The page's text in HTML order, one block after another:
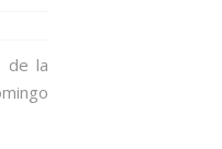
de la